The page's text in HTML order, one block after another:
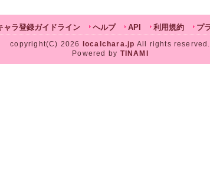
ャラ登録ガイドライン ヘルプ API 利用規約 プ
copyright(C) 2026 localchara.jp All rights reserved.
Powered by TINAMI